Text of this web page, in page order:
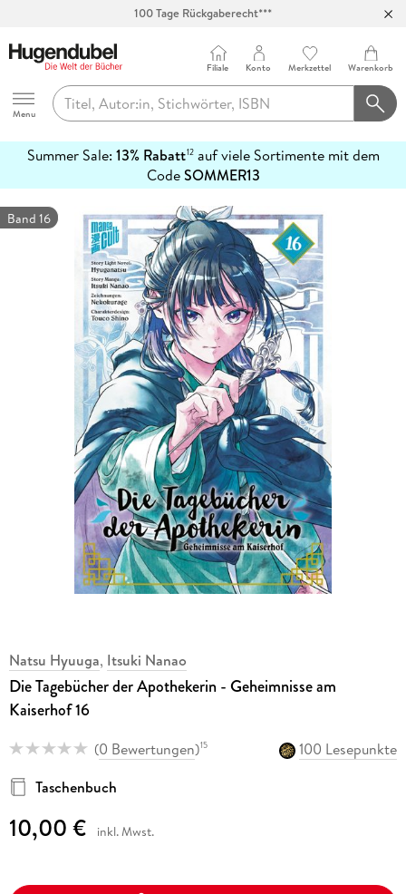
100 Tage Rückgaberecht***
Hugendubel
Menu
Filiale Konto Merkzettel Warenkorb
Summer Sale: 13% Rabatt12auf viele Sortimente mit dem
CodeSOMMER13
erfahren
Band 16
Natsu Hyuuga, Itsuki Nanao
Die Tagebücher der Apothekerin - Geheimnisse am
Kaiserhof 16
(0 Bewertungen)15
100 Lesepunkte
Taschenbuch
10,00 € inkl. Mwst.